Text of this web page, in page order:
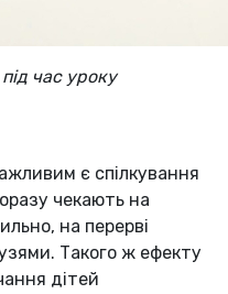
час уроку
є спілкування
чекають на
на перерві
Такого ж ефекту
дітей